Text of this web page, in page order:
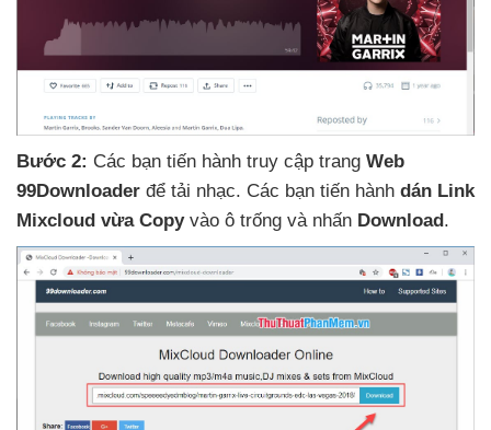
Bước 2: Các bạn tiến hành truy cập trang Web
99Downloader để tải nhạc. Các bạn tiến hành dán Link
Mixcloud vừa Copyvào ô trống và nhấn Download.